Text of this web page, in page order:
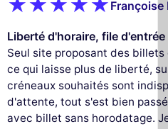
Françoise
Liberté d'horaire, file d'entrée
Seul site proposant des
ce qui laisse plus de liberté,
créneaux souhaités sont
d'attente, tout s'est bien
avec billet sans horodatage.